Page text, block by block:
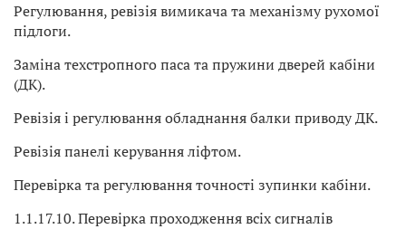
Регулювання, ревізія вимикача та механізму рухомої
підлоги.
Заміна техстропного паса та пружини дверей кабіни
(ДК).
Ревізія і регулювання обладнання балки приводу ДК.
Ревізія панелі керування ліфтом.
Перевірка та регулювання точності зупинки кабіни.
1.1.17.10. Перевірка проходження всіх сигналів